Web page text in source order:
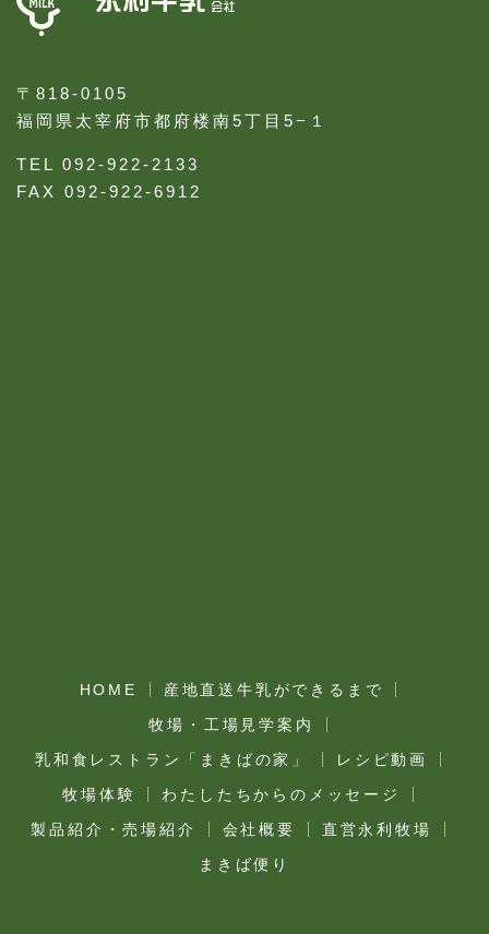
〒818-0105
福岡県太宰府市都府楼南5丁目5−１
TEL 092-922-2133
FAX 092-922-6912
HOME
産地直送牛乳ができるまで
牧場・工場見学案内
乳和食レストラン「まきばの家」
レシピ動画
牧場体験
わたしたちからのメッセージ
製品紹介・売場紹介
会社概要
直営永利牧場
まきば便り